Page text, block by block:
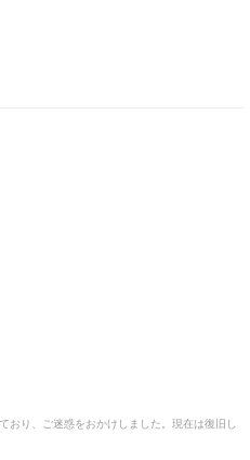
り、ご迷惑をおかけしました。現在は復旧し